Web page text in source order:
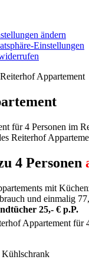
ändern
Einstellungen
Reiterhof Appartement
4 Personen
mit
und einmalig
25,- € p.P.